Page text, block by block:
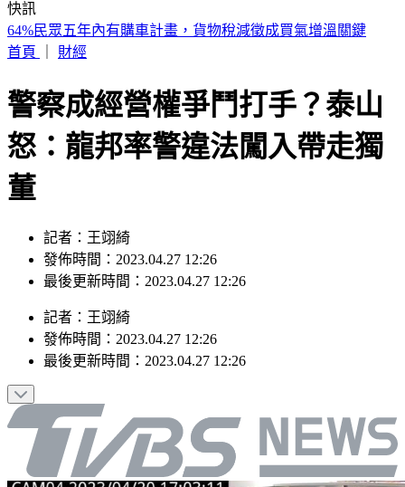
快訊
平均薪資逾48K！逾7成勞工未達標 主計總處揭兩大關鍵
首頁
財經
警察成經營權爭鬥打手？泰山
怒：龍邦率警違法闖入帶走獨
董
記者：王翊綺
發佈時間：2023.04.27 12:26
最後更新時間：2023.04.27 12:26
記者 ： 王翊綺
發佈時間： 2023.04.27 12:26
最後更新時間： 2023.04.27 12:26